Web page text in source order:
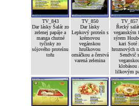
TV_843
Dar lásky Šalát zo
zelenej papáje a
manga chutné
tyčinky zo
sójového proteínu
tofu
TV_850
Dar lásky
Lepkový proteín s
krémovou
vegánskou
hruškovou
omáčkou a čerstvá
varená zelenina
TV_857
Řecký
veganským
sýrem
kari Soté
hroznových
Sendvič s
klobásou
lilkovým